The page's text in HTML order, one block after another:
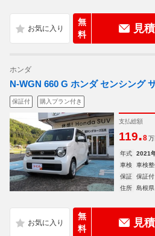
無
料
見
ホンダ
N-WGN 660 G ホンダ センシング
保証付 購入プラン付き
支払総額
119.8
年式 2021
車検
車検
保証
保証付
住所
島根
無
料
見